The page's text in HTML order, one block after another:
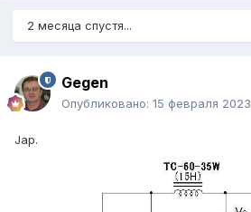
2 месяца спустя...
Gegen
Опубликовано: 15 февраля 2023
Jap.